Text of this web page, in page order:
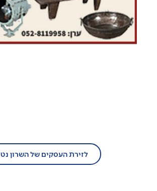
לזירת העסקים של השרון נט